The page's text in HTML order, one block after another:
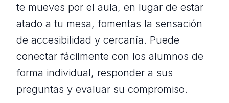
te mueves por el aula, en lugar de estar
atado a tu mesa, fomentas la sensación
de accesibilidad y cercanía. Puede
conectar fácilmente con los alumnos de
forma individual, responder a sus
preguntas y evaluar su compromiso.